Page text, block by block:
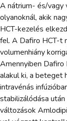
A nátrium- és/vagy
olyanoknál, akik
HCT-kezelés
fel. A Dafiro HCT-t
volumenhiány
Amennyiben
alakul ki, a beteget
intravénás
stabilizálódása
változások